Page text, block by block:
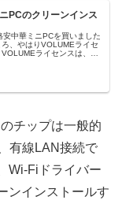
PCのクリーンインス
中華ミニPCを買いました
、やはりVOLUMEライセ
ライセンスは、法
チップは一般的
有線LAN接続で
Wi-Fiドライバー
ンインストールす